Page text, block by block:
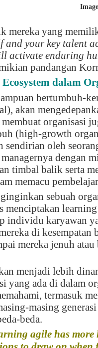
mereka yang
and your key talent
activate enduring
pandangan
dalam
bertumbuh-
akan
organisasi
(high-growth
oleh
dengan
timbal balik serta
memacu
sebuah
learning
individu karyawan
di kesempatan
mereka jenuh atau
menjadi lebih
yang ada di dalam
termasuk
masing
beda.
agile has more